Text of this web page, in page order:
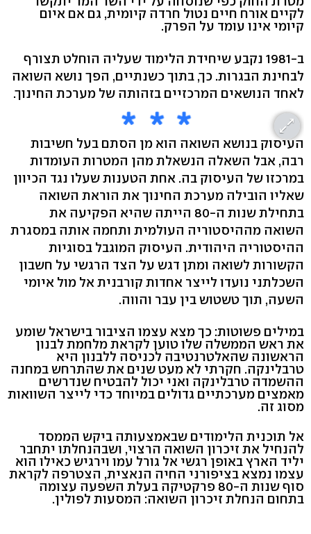
לקיים אורח חיים נטול חרדה קיומית, גם אם איום
קיומי אינו עומד על הפרק.
ב-1981 נקבע שיחידת הלימוד שעליה הוחלט תצורף
לבחינת הבגרות. כך, בתוך כשנתיים, הפך נושא השואה
לאחד הנושאים המרכזיים בזהותה של מערכת החינוך.
העיסוק בנושא השואה הוא מן הסתם בעל חשיבות
רבה, אבל השאלה הנשאלת מהן המטרות העומדות
במרכזו של העיסוק בה. אחת הטענות שעלו נגד הכיוון
שאליו הובילה מערכת החינוך את הוראת השואה
בתחילת שנות ה-80 הייתה שהיא הפקיעה את
השואה מההיסטוריה העולמית ותחמה אותה במסגרת
ההיסטוריה היהודית. העיסוק המוגבל בסוגיות
הקשורות לשואה ומתן דגש על הצד הרגשי על חשבון
השכלתני נועדו לייצר אחדות קורבנית אל מול איומי
השעה, תוך טשטוש בין עבר והווה.
במילים פשוטות: כך מצא עצמו הציבור בישראל שומע
את ראש הממשלה שלו טוען לקראת מלחמת לבנון
הראשונה שהאלטרנטיבה לכניסה ללבנון היא
טרבלינקה. חקרתי לא מעט שנים את שהתרחש במחנה
ההשמדה טרבלינקה ואני יכול להבטיח שנדרשים
מאמצים מערכתיים גדולים במיוחד כדי לייצר השוואות
מסוג זה.
אל תוכנית הלימודים שבאמצעותה ביקש הממסד
להנחיל את זיכרון השואה הרצוי, ושבהנחלתו יתחבר
יליד הארץ באופן רגשי אל גורל עמו וירגיש כאילו הוא
עצמו נמצא בציפורני החיה הנאצית, הצטרפה לקראת
סוף שנות ה-80 פרקטיקה בעלת השפעה עצומה
בתחום הנחלת זיכרון השואה: המסעות לפולין.